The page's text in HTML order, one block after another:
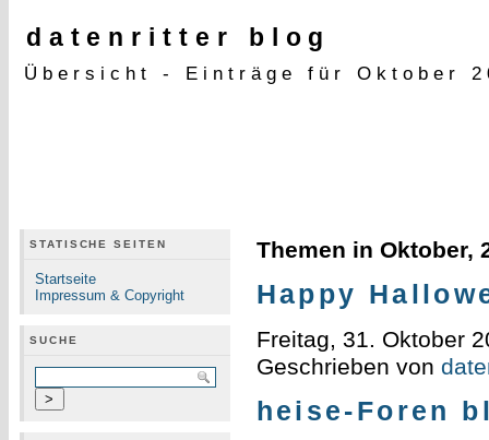
datenritter blog
Übersicht - Einträge für Oktober
STATISCHE SEITEN
Startseite
Impressum & Copyright
SUCHE
Themen in Oktober,
Happy
Freitag, 31. Oktober
Geschrieben von
heise-Foren